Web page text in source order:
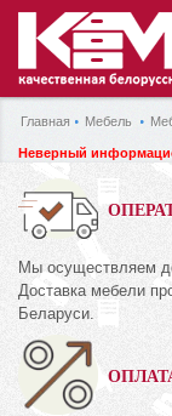
Главная Мебель
Неверный
Мы осуществляем
Доставка мебели
Беларуси.